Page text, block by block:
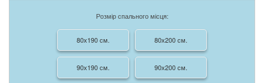
Розмір спального місця:
80х190 см. 80х200 см.
90х190 см. 90х200 см.